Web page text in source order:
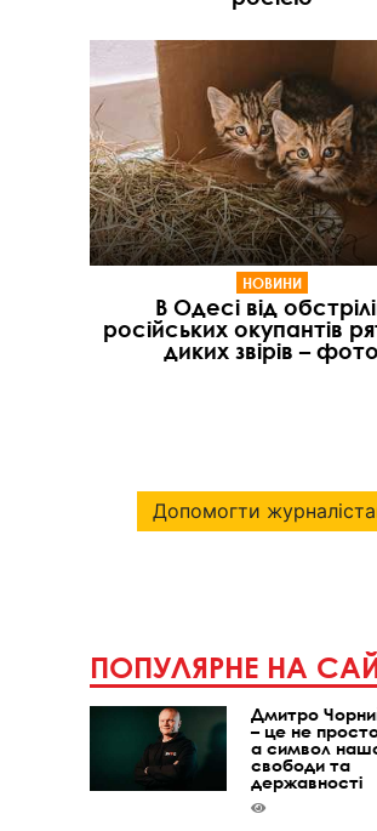
НОВИНИ
В Одесі від
російських окупантів
диких звірів – фото
Допомогти
ПОПУЛЯРНЕ НА
Дмитро
– це не
а символ
свободи та
державності